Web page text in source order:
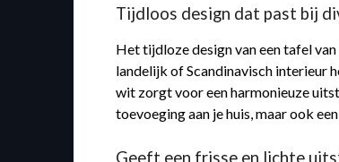
Tijdloos design dat past bij
Het tijdloze design van een tafel
landelijk of Scandinavisch interieur
wit zorgt voor een harmonieuze
toevoeging aan je huis, maar ook
Geeft een frisse en lichte